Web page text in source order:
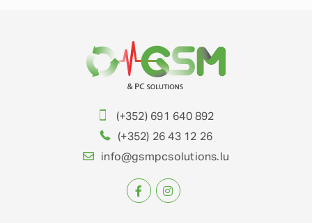
(+352) 691 640 892
(+352) 26 43 12 26
info@gsmpcsolutions.lu